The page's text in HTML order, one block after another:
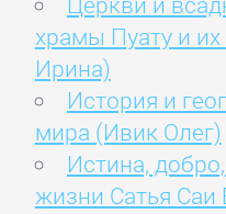
храмы Пуату и их
Ирина)
История и
мира (Ивик Олег)
Истина,
жизни Сатья